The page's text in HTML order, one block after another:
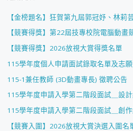
【金榜題名】狂賀第九屆郭冠妤、林莉
【競賽得獎】第22屆技專校院電腦動畫
【競賽得獎】2026放視大賞得獎名單
115學年度個人申請面試錄取名單及志
115-1兼任教師 (3D動畫專長) 徵聘公告
115學年度申請入學第二階段面試＿設
115學年度申請入學第二階段面試＿創
【競賽入圍】2026放視大賞決選入圍名